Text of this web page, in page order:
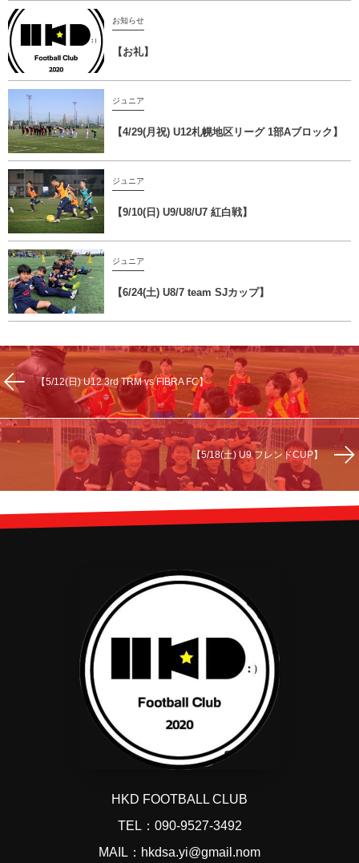
お知らせ
【お礼】
ジュニア
【4/29(月祝) U12札幌地区リーグ 1部Aブロック】
ジュニア
【9/10(日) U9/U8/U7 紅白戦】
ジュニア
【6/24(土) U8/7 team SJカップ】
【5/12(日) U12 3rd TRM vs FIBRA FC】
【5/18(土) U9 フレンドCUP】
HKD FOOTBALL CLUB
TEL：090-9527-3492
MAIL：hkdsa.yi@gmail.nom